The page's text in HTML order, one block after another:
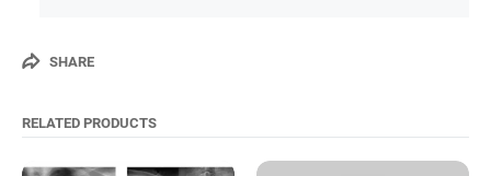
SHARE
RELATED PRODUCTS